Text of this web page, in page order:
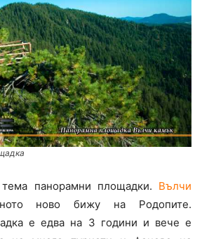
панорамни площадки. Вълчи
ново бижу на Родопите.
е едва на 3 години и вече е